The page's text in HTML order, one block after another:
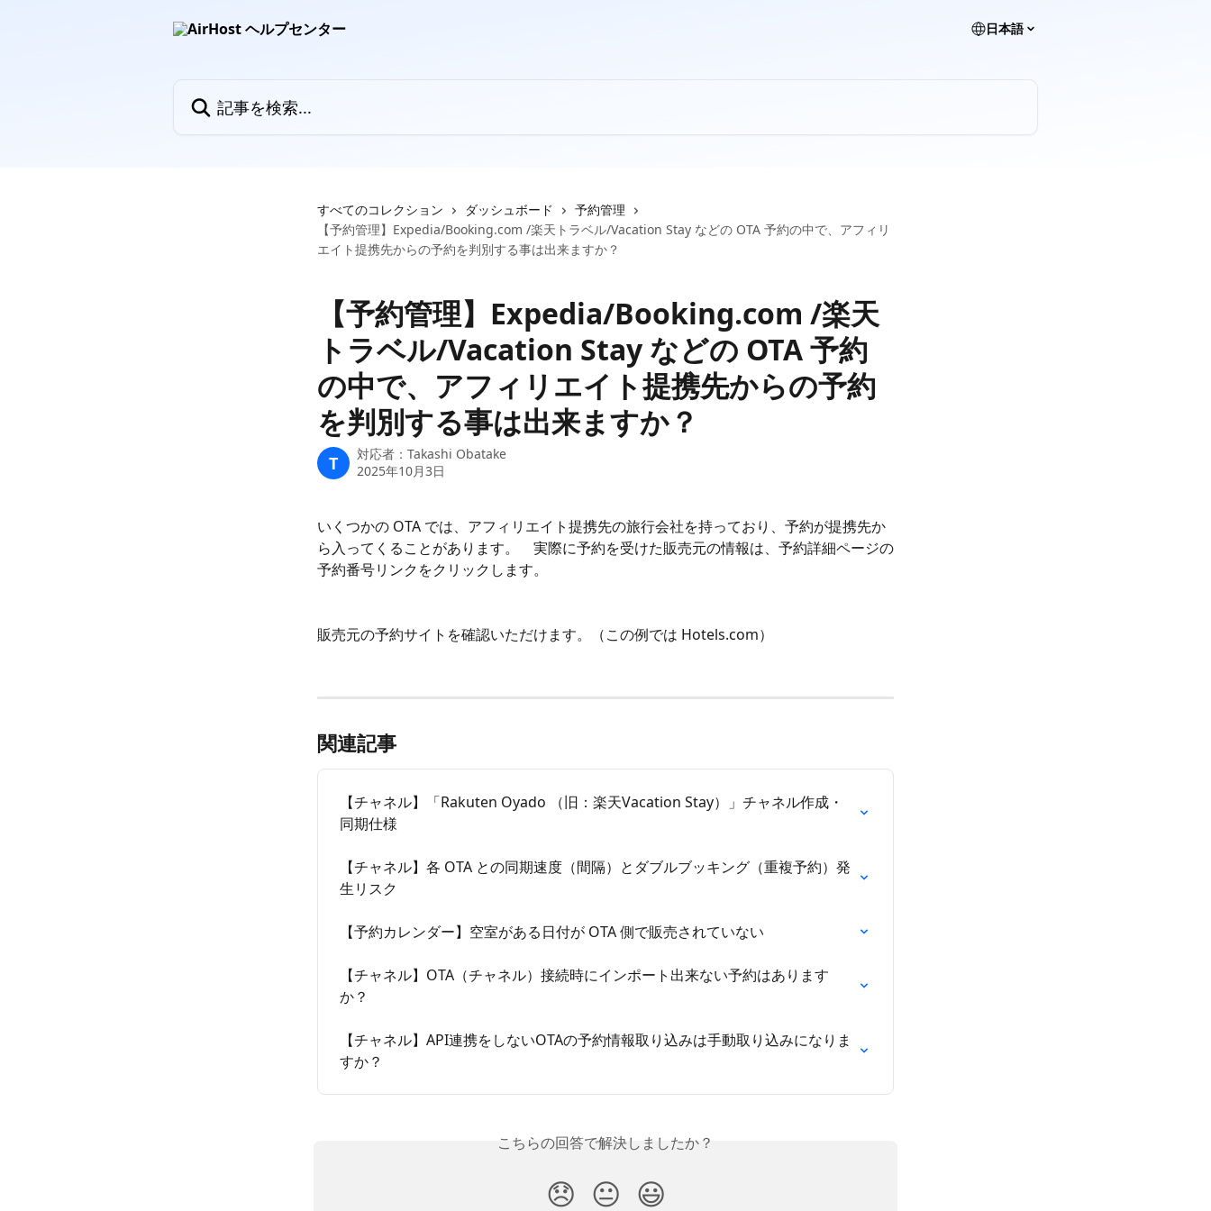
日本語
すべてのコレクション ダッシュボード
予約管理
【予約管理】Expedia/Booking.com /楽天トラベル/Vacation Stay などの OTA 予約の中で、アフィリ
エイト提携先からの予約を判別する事は出来ますか？
【予約管理】Expedia/Booking.com /楽天
トラベル/Vacation Stay などの OTA 予約
の中で、アフィリエイト提携先からの予約
を判別する事は出来ますか？
T 対応者： Takashi Obatake
2025年10月3日
いくつかの OTA では、アフィリエイト提携先の旅行会社を持っており、予約が提携先か
ら入ってくることがあります。　実際に予約を受けた販売元の情報は、予約詳細ページの
予約番号リンクをクリックします。
販売元の予約サイトを確認いただけます。（この例では Hotels.com）
関連記事
【チャネル】「Rakuten Oyado （旧：楽天Vacation Stay）」チャネル作成・
同期仕様
【チャネル】各 OTA との同期速度（間隔）とダブルブッキング（重複予約）発
生リスク
【予約カレンダー】空室がある日付が OTA 側で販売されていない
【チャネル】OTA（チャネル）接続時にインポート出来ない予約はあります
か？
【チャネル】API連携をしないOTAの予約情報取り込みは手動取り込みになりま
すか？
こちらの回答で解決しましたか？
😞 😐 😃